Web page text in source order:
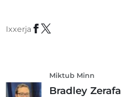
Ixxerja
Miktub Minn
Bradley Zerafa